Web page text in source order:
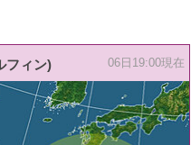
フィン) 06日19:00現在